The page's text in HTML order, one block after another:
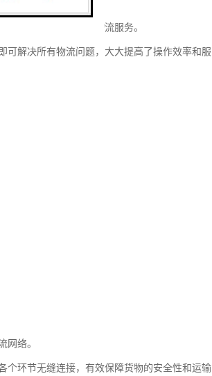
专注打造一站式综合物流服务。
可解决所有物流问题，大大提高了操作效率和服
网络。
个环节无缝连接，有效保障货物的安全性和运输